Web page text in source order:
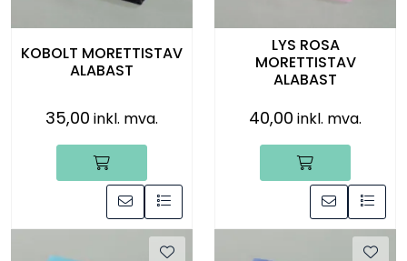
KOBOLT MORETTISTAV
ALABAST
35,00 inkl. mva.
LYS ROSA
MORETTISTAV
ALABAST
40,00 inkl. mva.